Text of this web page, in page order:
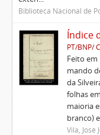
Biblioteca Nacional de
Índice
PT/BNP/
Feito em
mando
da
folhas
maioria
branco)
Vila, José